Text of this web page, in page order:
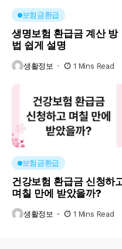
보험금환급
생명보험 환급금 계산 방
법 쉽게 설명
생활정보 1 Mins Read
보험금환급
건강보험 환급금 신청하
며칠 만에 받았을까?
생활정보 1 Mins Read